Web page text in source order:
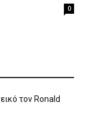
0
τον Ronald